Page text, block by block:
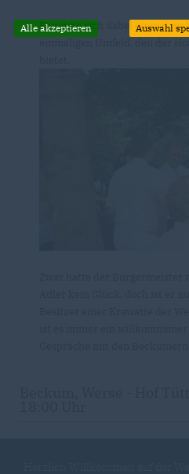
Er zeigte sich dabei einmal
Alle akzeptieren Auswahl